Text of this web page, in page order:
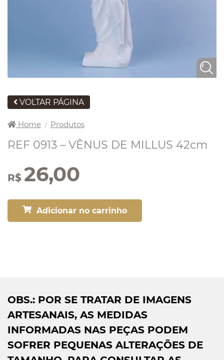
VOLTAR PÁGINA
Home / Produtos
REF 0913 – VÊNUS DE MILLUS 42cm
R$ 26,00
Adicionar no carrinho
OBS.: POR SE TRATAR DE IMAGENS
ARTESANAIS, AS MEDIDAS
INFORMADAS NAS PEÇAS PODEM
SOFRER PEQUENAS ALTERAÇÕES DE